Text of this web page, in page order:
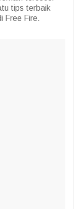
tips terbaik
Free Fire.